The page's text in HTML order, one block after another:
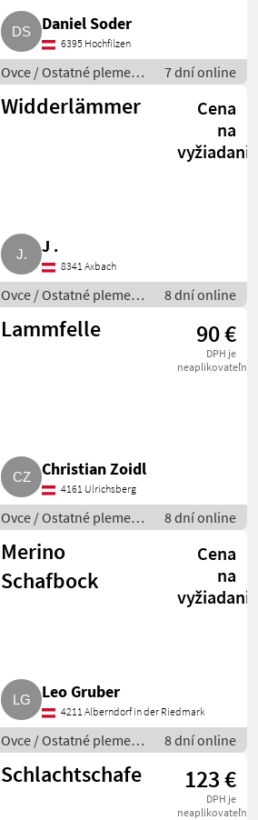
Daniel Soder
6395 Hochfilzen
Ovce / Ostatné plemená
oviec
7 dní online
Widderlämmer
Cena
na
J .
8341 Axbach
Ovce / Ostatné plemená
oviec
8 dní online
Lammfelle 90 €
DPH je
neaplikovateľné
Christian Zoidl
4161 Ulrichsberg
Ovce / Ostatné plemená
oviec
8 dní online
Merino
Schafbock
Cena
na
Leo Gruber
4211 Alberndorf in der Riedmark
Ovce / Ostatné plemená
oviec
8 dní online
Schlachtschafe 123 €
DPH je
neaplikovateľné